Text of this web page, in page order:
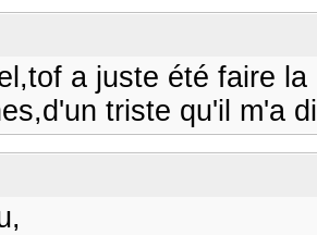
a juste été faire
triste qu'il m'a